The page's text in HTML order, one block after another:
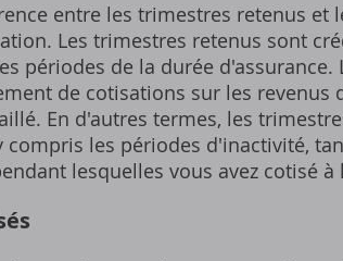
entre les trimestres retenus et
Les trimestres retenus sont
périodes de la durée d'assurance.
de cotisations sur les revenus
En d'autres termes‚ les
compris les périodes d'inactivité‚
lesquelles vous avez cotisé à